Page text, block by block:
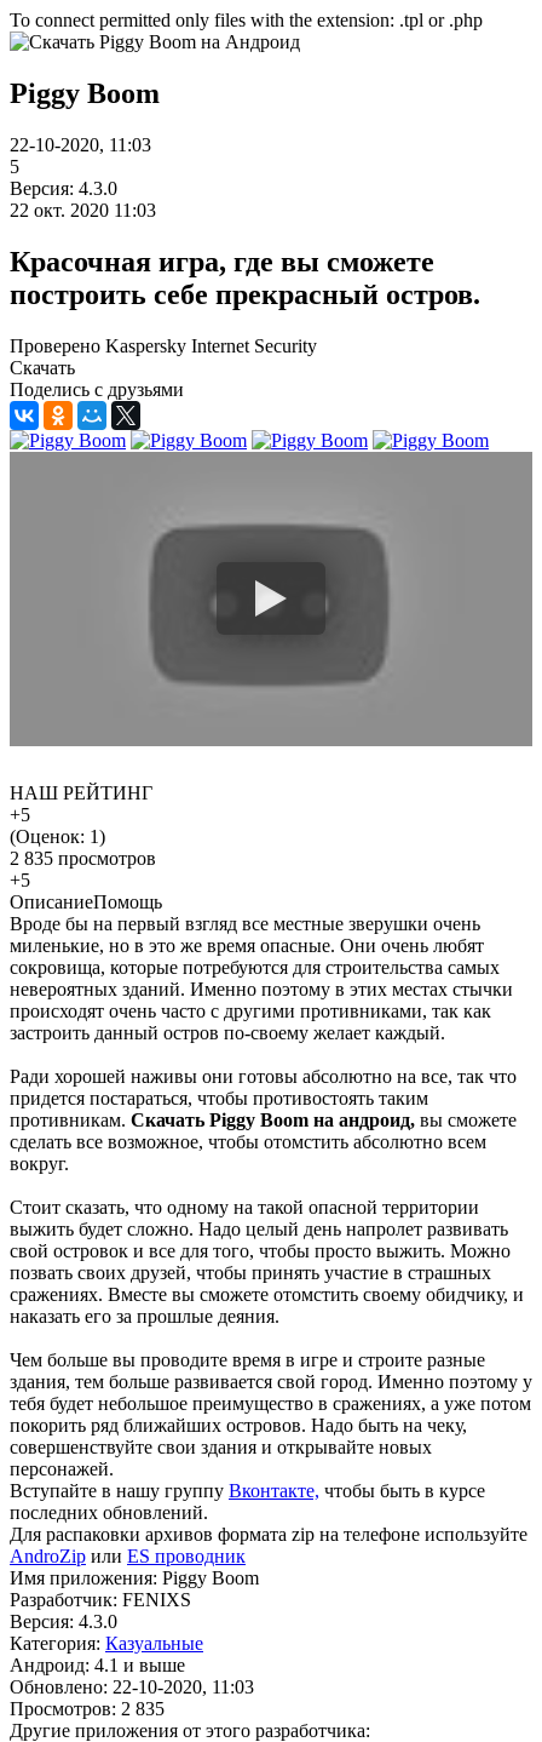
To connect permitted only files with the extension: .tpl or .php
Piggy Boom
22-10-2020, 11:03
5
Версия: 4.3.0
22 окт. 2020 11:03
Красочная игра, где вы сможете
построить себе прекрасный остров.
Проверено Kaspersky Internet Security
Скачать
Поделись с друзьями
НАШ РЕЙТИНГ
+5
(Оценок: 1)
2 835 просмотров
+5
ОписаниеПомощь
Вроде бы на первый взгляд все местные зверушки очень
миленькие, но в это же время опасные. Они очень любят
сокровища, которые потребуются для строительства самых
невероятных зданий. Именно поэтому в этих местах стычки
происходят очень часто с другими противниками, так как
застроить данный остров по-своему желает каждый.
Ради хорошей наживы они готовы абсолютно на все, так что
придется постараться, чтобы противостоять таким
противникам. Скачать Piggy Boom на андроид, вы сможете
сделать все возможное, чтобы отомстить абсолютно всем
вокруг.
Стоит сказать, что одному на такой опасной территории
выжить будет сложно. Надо целый день напролет развивать
свой островок и все для того, чтобы просто выжить. Можно
позвать своих друзей, чтобы принять участие в страшных
сражениях. Вместе вы сможете отомстить своему обидчику, и
наказать его за прошлые деяния.
Чем больше вы проводите время в игре и строите разные
здания, тем больше развивается свой город. Именно поэтому у
тебя будет небольшое преимущество в сражениях, а уже потом
покорить ряд ближайших островов. Надо быть на чеку,
совершенствуйте свои здания и открывайте новых
персонажей.
Вступайте в нашу группу Вконтакте, чтобы быть в курсе
последних обновлений.
Для распаковки архивов формата zip на телефоне используйте
AndroZip или ES проводник
Имя приложения: Piggy Boom
Разработчик: FENIXS
Версия: 4.3.0
Категория: Казуальные
Андроид: 4.1 и выше
Обновлено: 22-10-2020, 11:03
Просмотров: 2 835
Другие приложения от этого разработчика: